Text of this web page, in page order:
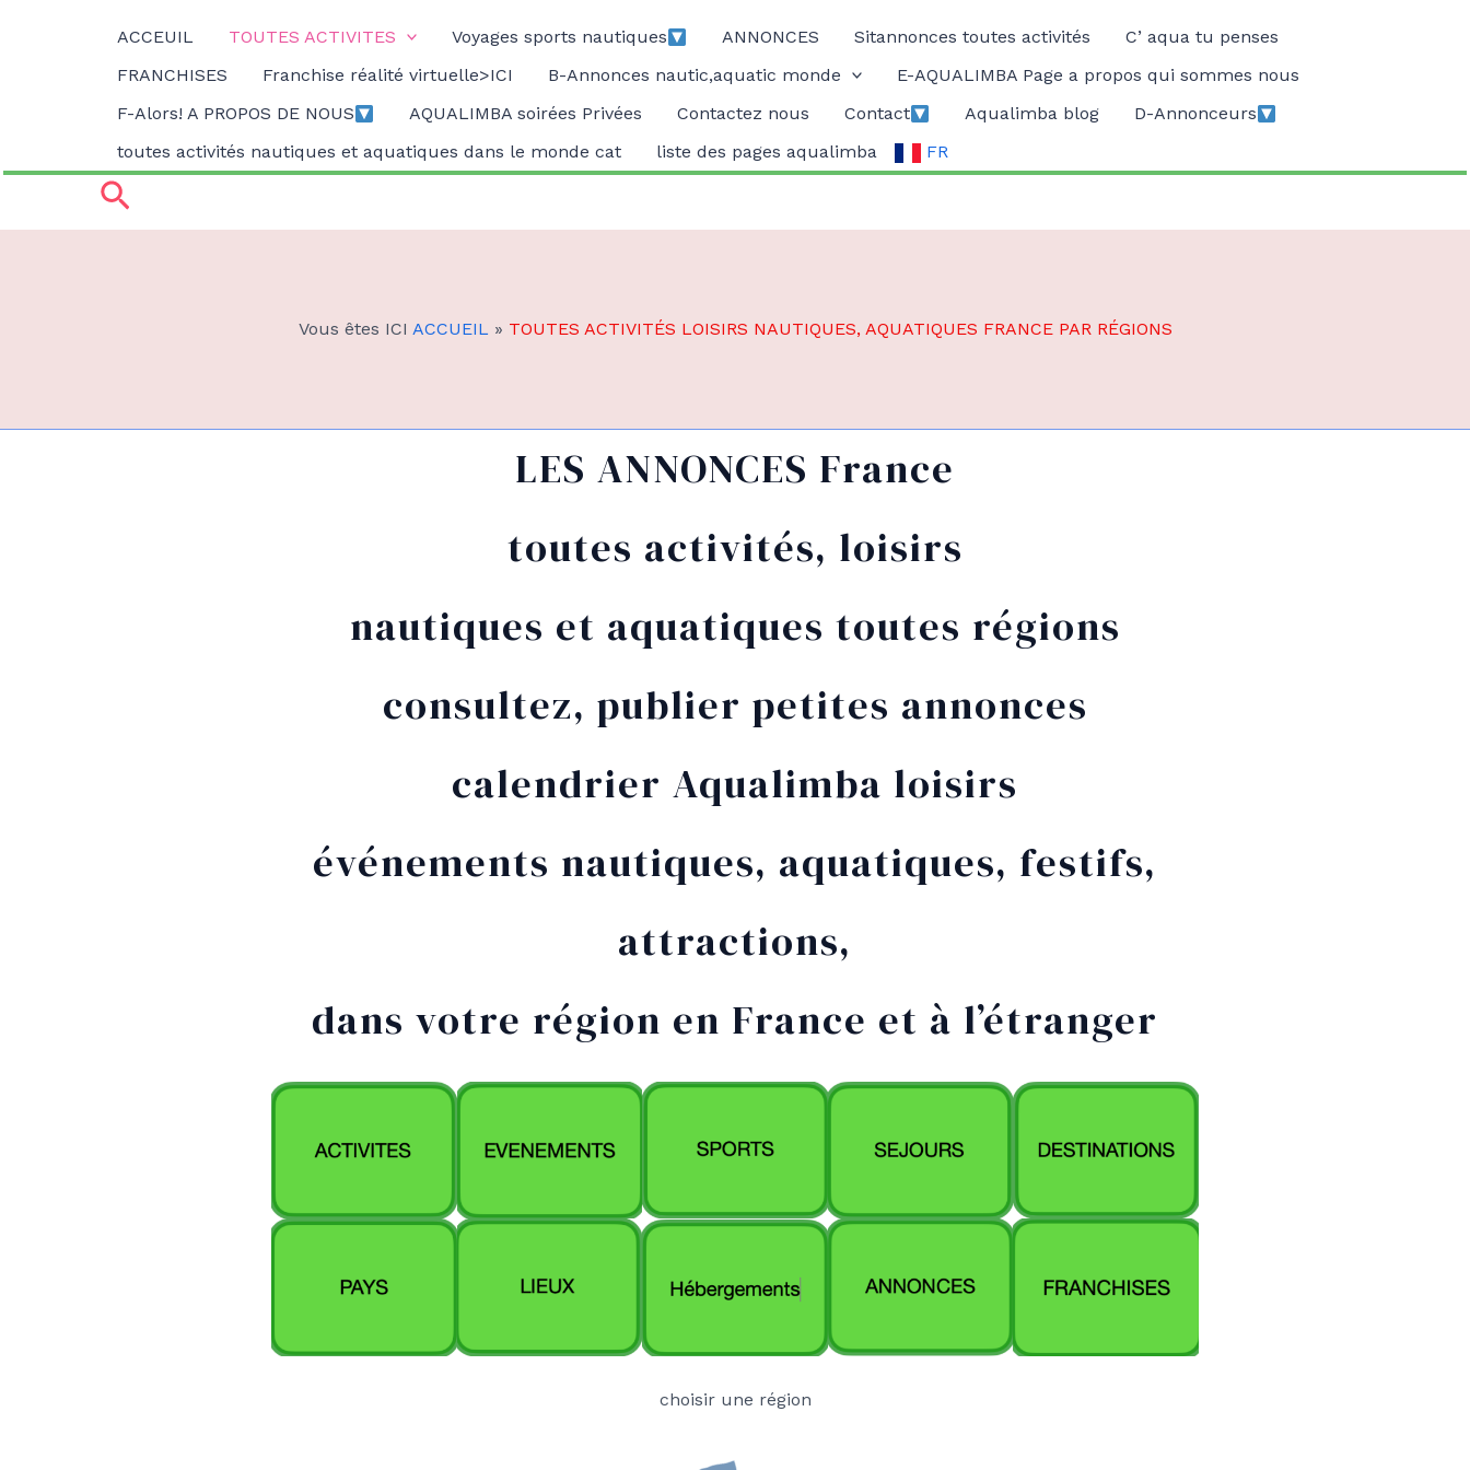
ACCEUIL TOUTES ACTIVITES Voyages sports nautiques ANNONCES Sitannonces toutes activités
C’ aqua tu penses
FRANCHISES
Franchise réalité virtuelle>ICI B-Annonces nautic,aquatic monde
E-AQUALIMBA Page a propos qui sommes nous
F-Alors! A PROPOS DE NOUS
AQUALIMBA soirées Privées Contactez nous Contact Aqualimba blog
D-Annonceurs
toutes activités nautiques et aquatiques dans le monde cat
liste des pages aqualimba FR
Rechercher
Vous êtes ICI ACCUEIL » TOUTES ACTIVITÉS LOISIRS NAUTIQUES, AQUATIQUES FRANCE PAR RÉGIONS
LES ANNONCES France
toutes activités, loisirs
nautiques et aquatiques toutes régions
consultez, publier petites annonces
calendrier Aqualimba loisirs
événements nautiques, aquatiques, festifs,
attractions,
dans votre région en France et à l’étranger
choisir une région